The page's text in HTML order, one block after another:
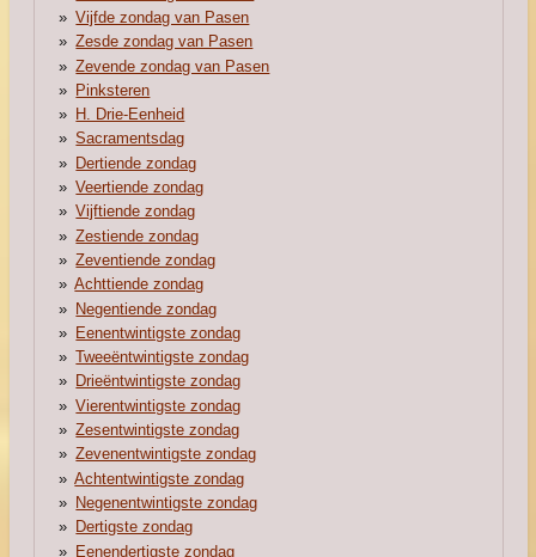
Vijfde zondag van Pasen
Zesde zondag van Pasen
Zevende zondag van Pasen
Pinksteren
H. Drie-Eenheid
Sacramentsdag
Dertiende zondag
Veertiende zondag
Vijftiende zondag
Zestiende zondag
Zeventiende zondag
Achttiende zondag
Negentiende zondag
Eenentwintigste zondag
Tweeëntwintigste zondag
Drieëntwintigste zondag
Vierentwintigste zondag
Zesentwintigste zondag
Zevenentwintigste zondag
Achtentwintigste zondag
Negenentwintigste zondag
Dertigste zondag
Eenendertigste zondag